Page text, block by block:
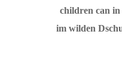
children can
im wilden